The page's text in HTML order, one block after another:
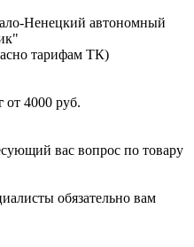
Ненецкий автономный
тарифам ТК)
от 4000 руб.
вас вопрос по товару
обязательно вам